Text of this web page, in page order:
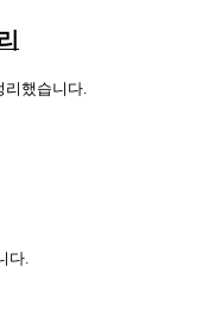
리했습니다.
다.